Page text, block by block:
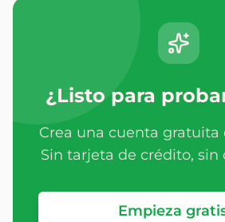
¿Listo para
Crea una cuenta gratuita
Sin tarjeta de crédito, sin
Empieza